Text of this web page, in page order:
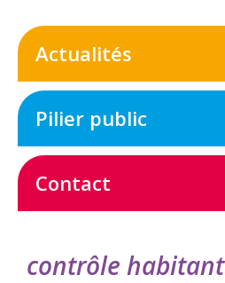
Actualités
Pilier public
Contact
contrôle habitant